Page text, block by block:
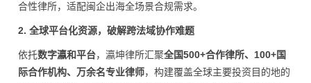
合性律所，适配闽企出海全场景合规需求。
2. 全球平台化资源，破解跨法域协作难题
依托数字瀛和平台，瀛坤律所汇聚全国500+合作律所、100+国
际合作机构、万余名专业律师，构建覆盖全球主要投资目的地的